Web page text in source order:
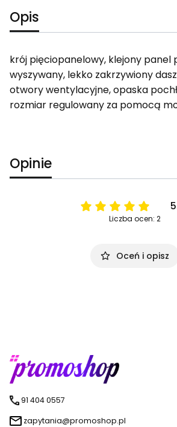
Opis
krój pięciopanelowy, klejony panel
wyszywany, lekko zakrzywiony
otwory wentylacyjne, opaska
rozmiar regulowany za pomocą
Opinie
Liczba ocen: 2
Oceń i opisz
91 404 0557
zapytania@promoshop.pl